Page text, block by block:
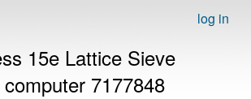
log in
15e Lattice Sieve
7177848